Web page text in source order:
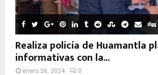
Realiza policía de Huamantla
informativas con la...
enero 26, 2024 0